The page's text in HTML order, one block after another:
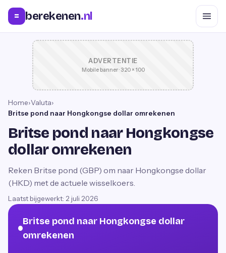
= berekenen.nl
ADVERTENTIE
Mobile banner · 320 × 100
Home›Valuta›
Britse pond naar Hongkongse dollar omrekenen
Britse pond naar Hongkongse
dollar omrekenen
Reken Britse pond (GBP) om naar Hongkongse dollar
(HKD) met de actuele wisselkoers.
Laatst bijgewerkt: 2 juli 2026
Britse pond naar Hongkongse dollar
omrekenen